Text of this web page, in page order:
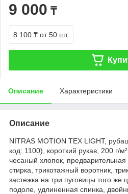
9 000 ₸
8 100 ₸ от 50 шт.
Описание Характеристики
Описание
NITRAS MOTION TEX LIGHT,
код: 1100), короткий рукав, 200 г/
чесаный хлопок,
стирка, трикотажный воротник,
застежка на три пуговицы того же
подоле, удлиненная спинка,